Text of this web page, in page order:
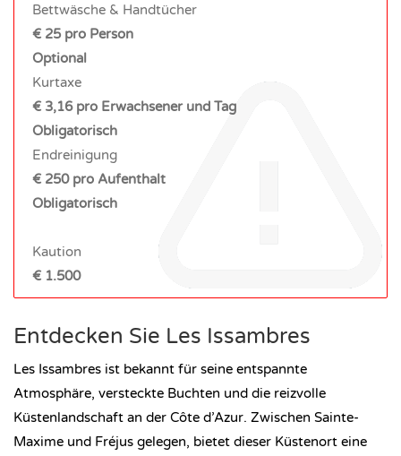
Bettwäsche & Handtücher
€ 25 pro Person
Optional
Kurtaxe
€ 3,16 pro Erwachsener und Tag
Obligatorisch
Endreinigung
€ 250 pro Aufenthalt
Obligatorisch
Kaution
€ 1.500
Entdecken Sie Les Issambres
Les Issambres ist bekannt für seine entspannte
Atmosphäre, versteckte Buchten und die reizvolle
Küstenlandschaft an der Côte d’Azur. Zwischen Sainte-
Maxime und Fréjus gelegen, bietet dieser Küstenort eine